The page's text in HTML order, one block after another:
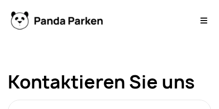
Kontaktieren Sie uns